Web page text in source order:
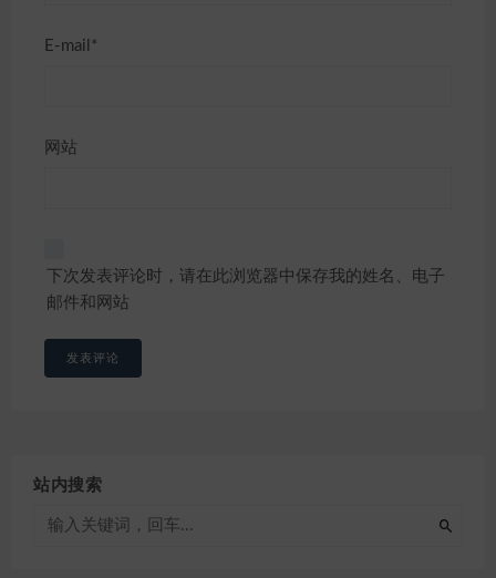
E-mail*
网站
下次发表评论时，请在此浏览器中保存我的姓名、电子
邮件和网站
站内搜索